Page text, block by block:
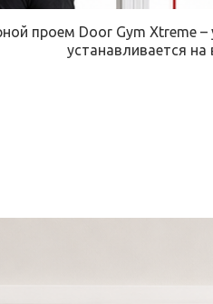
проем Door Gym Xtreme
устанавливается